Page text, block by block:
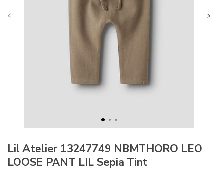
Lil Atelier 13247749 NBMTHORO LEO
LOOSE PANT LIL Sepia Tint